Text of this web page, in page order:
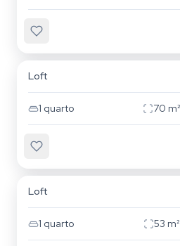
Loft
1 quarto 70 m²
Loft
1 quarto 53 m²